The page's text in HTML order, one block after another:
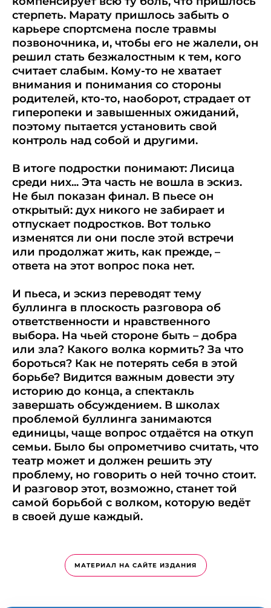
стерпеть. Марату пришлось забыть о
карьере спортсмена после травмы
позвоночника, и, чтобы его не жалели, он
решил стать безжалостным к тем, кого
считает слабым. Кому-то не хватает
внимания и понимания со стороны
родителей, кто-то, наоборот, страдает от
гиперопеки и завышенных ожиданий,
поэтому пытается установить свой
контроль над собой и другими.
В итоге подростки понимают: Лисица
среди них... Эта часть не вошла в эскиз.
Не был показан финал. В пьесе он
открытый: дух никого не забирает и
отпускает подростков. Вот только
изменятся ли они после этой встречи
или продолжат жить, как прежде, –
ответа на этот вопрос пока нет.
И пьеса, и эскиз переводят тему
буллинга в плоскость разговора об
ответственности и нравственного
выбора. На чьей стороне быть – добра
или зла? Какого волка кормить? За что
бороться? Как не потерять себя в этой
борьбе? Видится важным довести эту
историю до конца, а спектакль
завершать обсуждением. В школах
проблемой буллинга занимаются
единицы, чаще вопрос отдаётся на откуп
семьи. Было бы опрометчиво считать, что
театр может и должен решить эту
проблему, но говорить о ней точно стоит.
И разговор этот, возможно, станет той
самой борьбой с волком, которую ведёт
в своей душе каждый.
МАТЕРИАЛ НА САЙТЕ ИЗДАНИЯ